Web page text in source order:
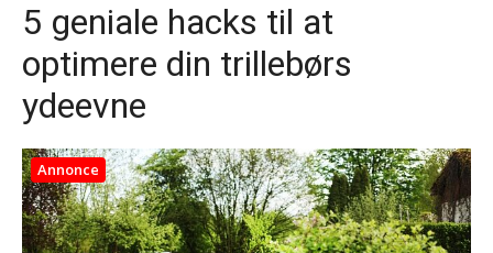
5 geniale hacks til at
optimere din trillebørs
ydeevne
Annonce